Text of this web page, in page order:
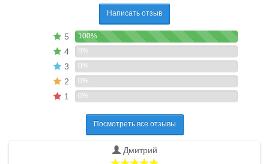
Написать отзыв
5 100%
4 0%
3 0%
2 0%
1 0%
Посмотреть все отзывы
Дмитрий